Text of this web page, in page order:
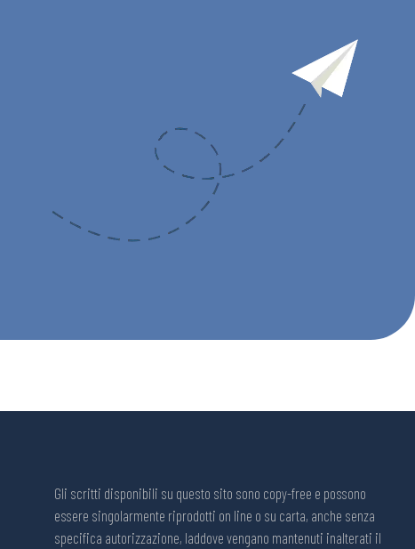
Gli scritti disponibili su questo sito sono copy-free e possono
essere singolarmente riprodotti on line o su carta, anche senza
specifica autorizzazione, laddove vengano mantenuti inalterati il